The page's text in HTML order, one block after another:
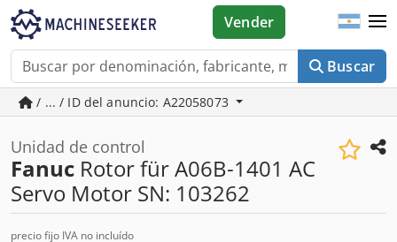
Buscar
Vender
/ ... / ID del anuncio: A22058073
Unidad de control
Fanuc Rotor für A06B-1401 AC
Servo Motor SN: 103262
precio fijo IVA no incluído